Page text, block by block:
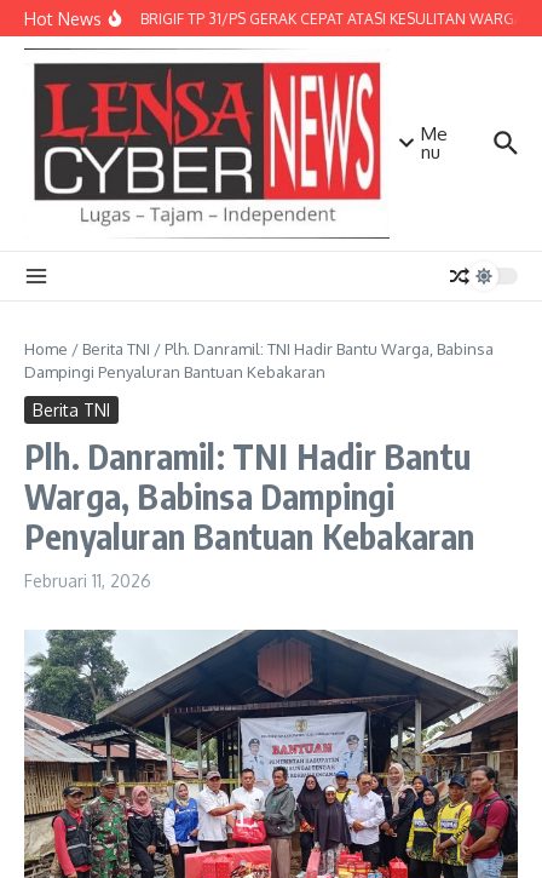
Lewati ke konten
Hot NewsDENMA BRIGIF TP 31/PS GERAK CEPAT ATASI KESULITAN WARGA,
Me
nu
Home / Berita TNI / Plh. Danramil: TNI Hadir Bantu Warga, Babinsa
Dampingi Penyaluran Bantuan Kebakaran
Berita TNI
Plh. Danramil: TNI Hadir Bantu
Warga, Babinsa Dampingi
Penyaluran Bantuan Kebakaran
Februari 11, 2026